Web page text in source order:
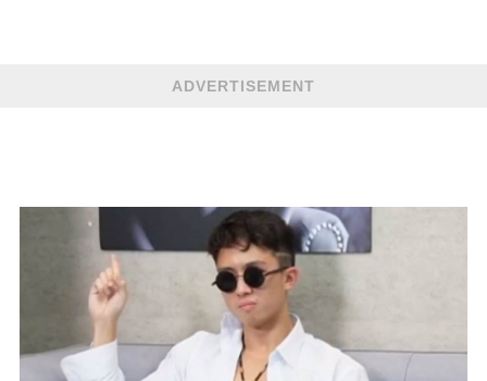
ADVERTISEMENT